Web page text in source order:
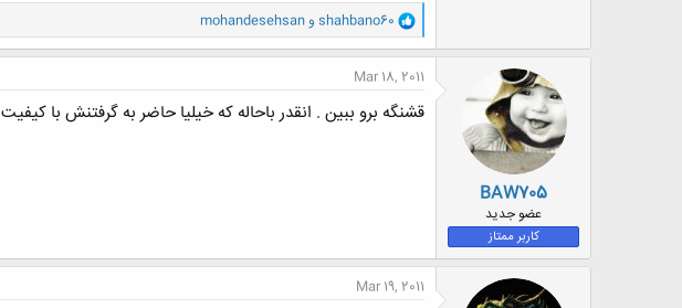
و
ا
ک
ش
ه
ا
shahbano60 و mohandesehsan
BAW705
عضو جدید
کاربر ممتاز
Mar 18, 2011
قشنگه برو ببین . انقدر باحاله که خیلیا حاضر به گرفتنش با کیفیت TS نشدن و وایسادن تا DVDRIp بیاد
Mar 19, 2011